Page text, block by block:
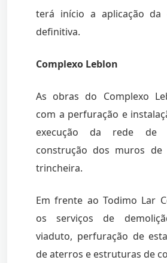
terá início a aplicação da
definitiva.
Complexo Leblon
As obras do Complexo
com a perfuração e
execução da rede de
construção dos muros de
trincheira.
Em frente ao Todimo Lar
os serviços de
viaduto, perfuração de
de aterros e estruturas de